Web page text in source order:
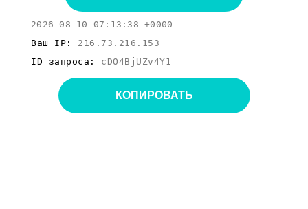
2026-08-10 07:13:38 +0000
Ваш IP: 216.73.216.153
ID запроса: cDO4BjUZv4Y1
КОПИРОВАТЬ